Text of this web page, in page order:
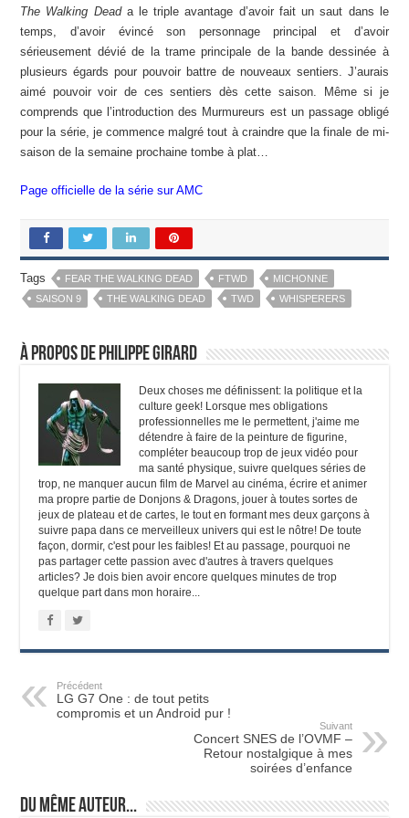
The Walking Deada le triple avantage d’avoir fait un saut dans le
temps, d’avoir évincé son personnage principal et d’avoir
sérieusement dévié de la trame principale de la bande dessinée à
plusieurs égards pour pouvoir battre de nouveaux sentiers. J’aurais
aimé pouvoir voir de ces sentiers dès cette saison. Même si je
comprends que l’introduction des Murmureurs est un passage obligé
pour la série, je commence malgré tout à craindre que la finale de mi-
saison de la semaine prochaine tombe à plat…
Page officielle de la série sur AMC
Tags FEAR THE WALKING DEAD FTWD
MICHONNE
SAISON 9
THE WALKING DEAD TWD WHISPERERS
À propos de Philippe Girard
Deux choses me définissent: la politique et la
culture geek! Lorsque mes obligations
professionnelles me le permettent, j'aime me
détendre à faire de la peinture de figurine,
compléter beaucoup trop de jeux vidéo pour
ma santé physique, suivre quelques séries de
trop, ne manquer aucun film de Marvel au cinéma, écrire et animer
ma propre partie de Donjons & Dragons, jouer à toutes sortes de
jeux de plateau et de cartes, le tout en formant mes deux garçons à
suivre papa dans ce merveilleux univers qui est le nôtre! De toute
façon, dormir, c'est pour les faibles! Et au passage, pourquoi ne
pas partager cette passion avec d'autres à travers quelques
articles? Je dois bien avoir encore quelques minutes de trop
quelque part dans mon horaire...
Précédent
LG G7 One : de tout petits
compromis et un Android pur !
Suivant
Concert SNES de l’OVMF –
Retour nostalgique à mes
soirées d’enfance
Du même auteur...